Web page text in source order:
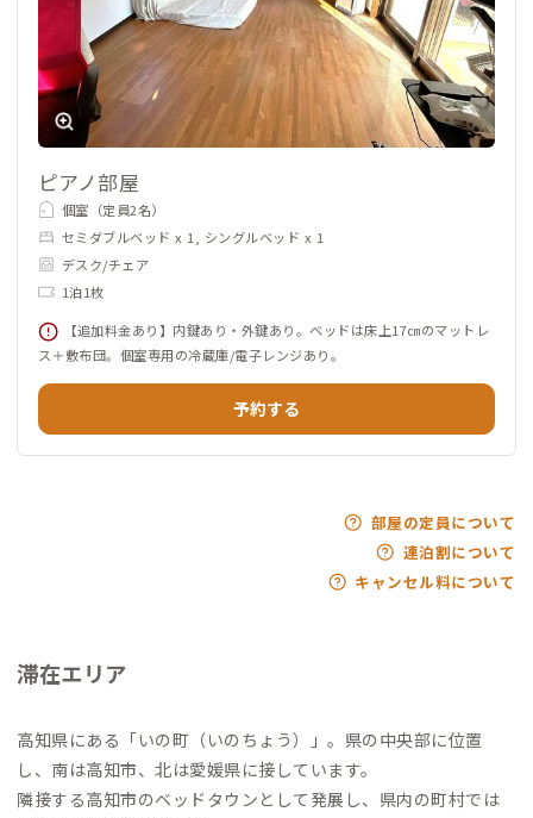
ピアノ部屋
個室（定員2名）
セミダブルベッド x 1, シングルベッド x 1
デスク/チェア
1泊1枚
【追加料金あり】内鍵あり・外鍵あり。ベッドは床上17㎝のマットレ
ス＋敷布団。個室専用の冷蔵庫/電子レンジあり。
予約する
部屋の定員について
連泊割について
キャンセル料について
滞在エリア
高知県にある「いの町（いのちょう）」。県の中央部に位置
し、南は高知市、北は愛媛県に接しています。
隣接する高知市のベッドタウンとして発展し、県内の町村では